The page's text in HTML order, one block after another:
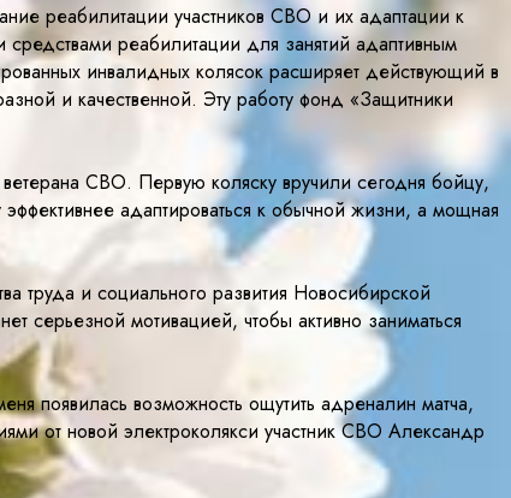
реабилитации участников СВО и их адаптации к
реабилитации для занятий адаптивным
инвалидных колясок расширяет действующий в
и качественной. Эту работу фонд «Защитники
СВО. Первую коляску вручили сегодня бойцу,
адаптироваться к обычной жизни, а мощная
труда и социального развития Новосибирской
серьезной мотивацией, чтобы активно заниматься
появилась возможность ощутить адреналин матча,
от новой электроколякси участник СВО Александр